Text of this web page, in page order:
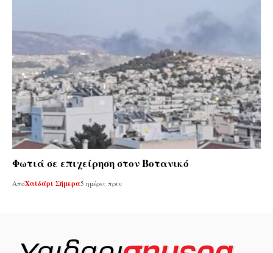
Φωτιά σε επιχείρηση στον Βοτανικό
ΑπόΧαϊδάρι Σήμερα5 ημέρες πριν